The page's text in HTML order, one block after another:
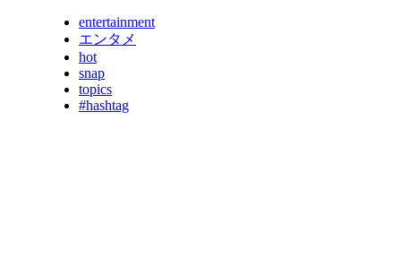
entertainment
エンタメ
hot
snap
topics
#hashtag